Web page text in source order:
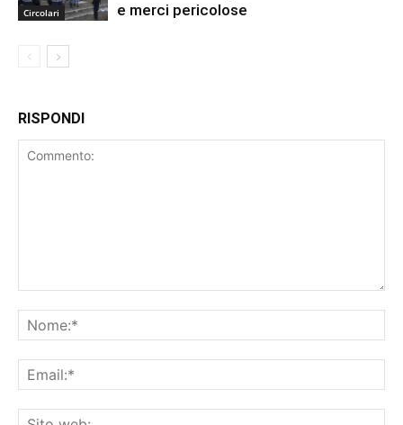
Circolari
e merci pericolose
RISPONDI